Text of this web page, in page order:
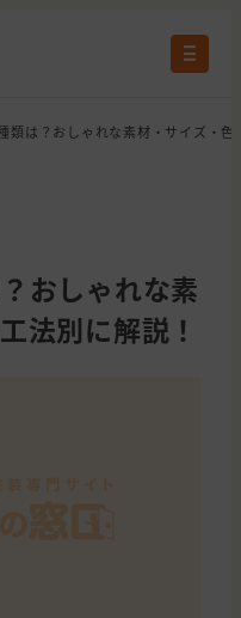
類は？おしゃれな素材・サイズ・
おしゃれな素
法別に解説！